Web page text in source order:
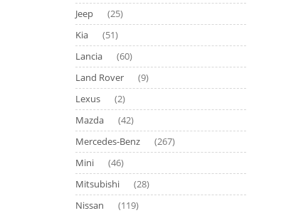
Jeep (25)
Kia (51)
Lancia (60)
Land Rover (9)
Lexus (2)
Mazda (42)
Mercedes-Benz (267)
Mini (46)
Mitsubishi (28)
Nissan (119)